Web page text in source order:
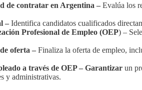
de contratar en Argentina – Evalúa los
– Identifica candidatos cualificados
Profesional de Empleo (OEP) –
oferta – Finaliza la oferta de empleo,
a través de OEP – Garantizar un
y administrativas.